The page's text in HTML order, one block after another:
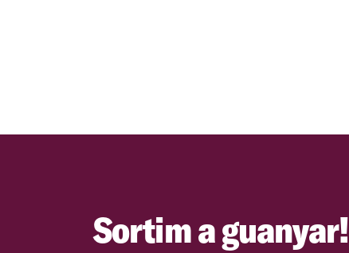
Sortim a guanyar!